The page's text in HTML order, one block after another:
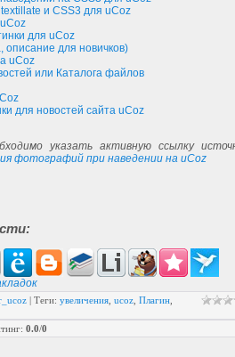
и CSS3 для uCoz
для uCoz
для новичков)
uCoz
или Каталога файлов
для новостей сайта uCoz
указать активную ссылку
фотографий при наведении на uCoz
| Теги: увеличения ucoz Плагин
: 0.0/0